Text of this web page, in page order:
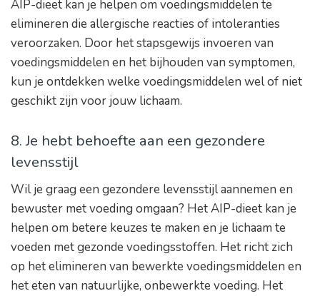
AIP-dieet kan je helpen om voedingsmiddelen te
elimineren die allergische reacties of intoleranties
veroorzaken. Door het stapsgewijs invoeren van
voedingsmiddelen en het bijhouden van symptomen,
kun je ontdekken welke voedingsmiddelen wel of niet
geschikt zijn voor jouw lichaam.
8. Je hebt behoefte aan een gezondere
levensstijl
Wil je graag een gezondere levensstijl aannemen en
bewuster met voeding omgaan? Het AIP-dieet kan je
helpen om betere keuzes te maken en je lichaam te
voeden met gezonde voedingsstoffen. Het richt zich
op het elimineren van bewerkte voedingsmiddelen en
het eten van natuurlijke, onbewerkte voeding. Het